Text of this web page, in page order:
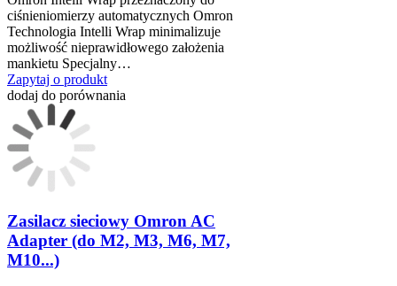
ciśnieniomierzy automatycznych Omron
Technologia Intelli Wrap minimalizuje
możliwość nieprawidłowego założenia
mankietu Specjalny…
Zapytaj o produkt
dodaj do porównania
Zasilacz sieciowy Omron AC
Adapter (do M2, M3, M6, M7,
M10...)